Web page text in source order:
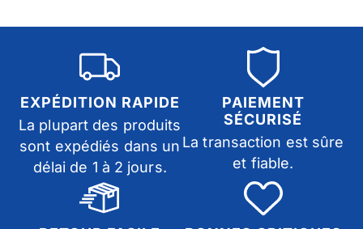
EXPÉDITION RAPIDE
La plupart des produits
sont expédiés dans un
délai de 1 à 2 jours.
PAIEMENT
SÉCURISÉ
La transaction est sûre
et fiable.